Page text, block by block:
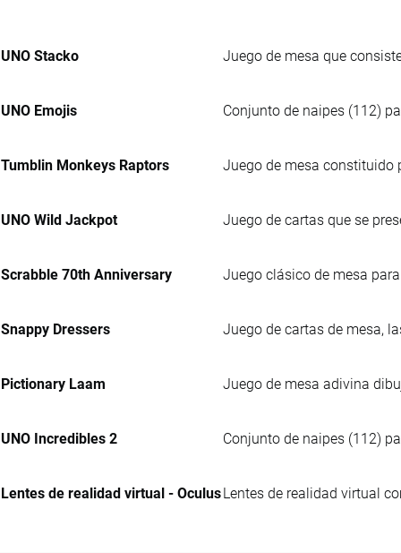
UNO Stacko Juego de mesa que
UNO Emojis Conjunto de naipes (112)
Tumblin Monkeys Raptors Juego de mesa constituido
UNO Wild Jackpot Juego de cartas que se
Scrabble 70th Anniversary Juego clásico de mesa
Snappy Dressers Juego de cartas de mesa,
Pictionary Laam Juego de mesa adivina
UNO Incredibles 2 Conjunto de naipes (112)
Lentes de realidad virtual - Oculus Lentes de realidad virtual